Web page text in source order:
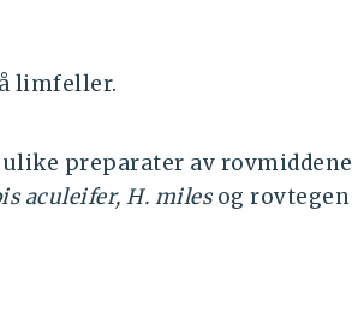
limfeller.
preparater av rovmiddene
aculeifer, H. milesog rovtegen